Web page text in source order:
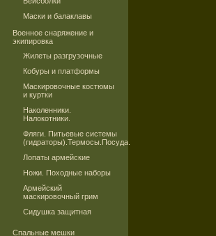
Маски и балаклавы
Военное снаряжение и
экипировка
Жилеты разгрузочные
Кобуры и платформы
Маскировочные костюмы
и куртки
Наколенники.
Налокотники.
Фляги. Питьевые системы
(гидраторы).Термосы.Посуда.
Лопаты армейские
Ножи. Походные наборы
Армейский
маскировочный грим
Сидушка защитная
Спальные мешки